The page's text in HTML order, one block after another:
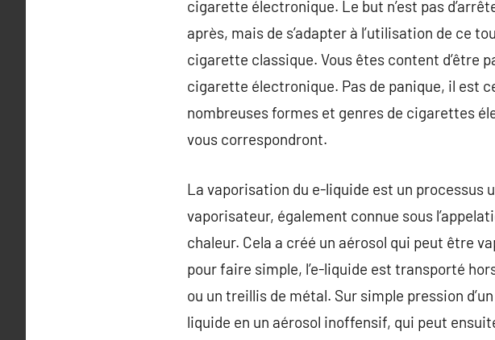
cigarette électronique. Le but n’est pas
après, mais de s’adapter à l’utilisation de ce
cigarette classique. Vous êtes content d’être
cigarette électronique. Pas de panique, il est
nombreuses formes et genres de cigarettes
vous correspondront.
La vaporisation du e-liquide est un processus
vaporisateur, également connue sous
chaleur. Cela a créé un aérosol qui peut être
pour faire simple, l’e-liquide est transporté
ou un treillis de métal. Sur simple pression
liquide en un aérosol inoffensif, qui peut